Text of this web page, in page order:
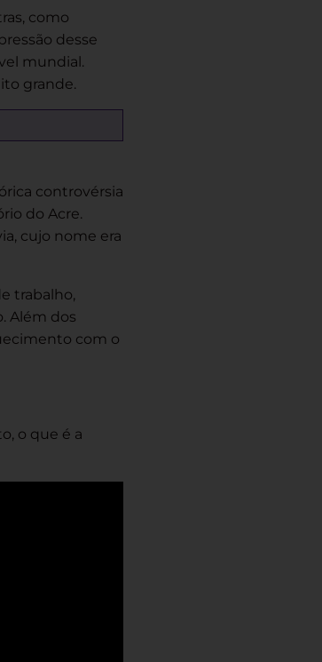
como
desse
mundial.
grande.
controvérsia
do Acre.
cujo nome era
trabalho,
Além dos
com o
o que é a